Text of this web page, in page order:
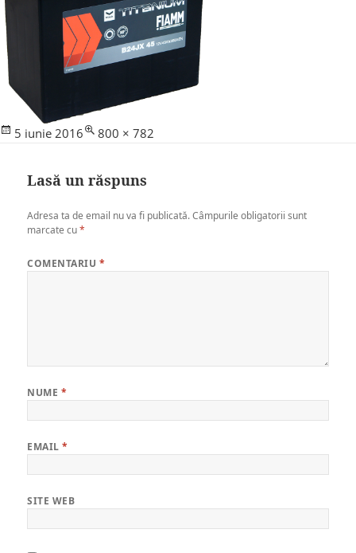
Posted
5 iunie 2016
Full
800 × 782
Lasă un răspuns
Adresa ta de email nu va fi publicată. Câmpurile obligatorii sunt
marcate cu*
COMENTARIU *
NUME *
EMAIL*
SITE WEB